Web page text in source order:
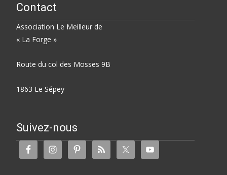
Contact
Association Le Meilleur de
« La Forge »
Route du col des Mosses 9B
1863 Le Sépey
Suivez-nous